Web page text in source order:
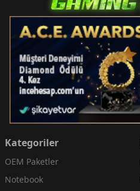
Kategoriler
OEM Paketler
Notebook